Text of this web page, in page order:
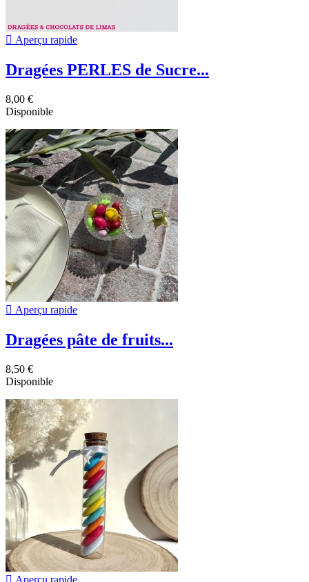
 Aperçu rapide
Dragées PERLES de Sucre...
8,00 €
Disponible
 Aperçu rapide
Dragées pâte de fruits...
8,50 €
Disponible
 Aperçu rapide